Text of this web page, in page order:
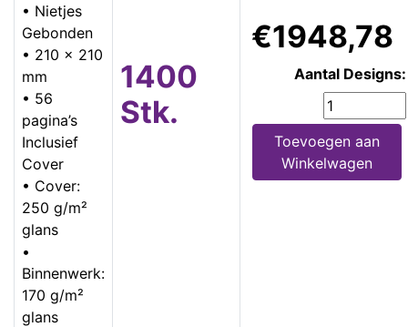
• Nietjes
Gebonden
• 210 x 210
mm
• 56
pagina’s
Inclusief
Cover
• Cover:
250 g/m²
glans
•
Binnenwerk:
170 g/m²
glans
1400
Stk.
€1948,78
Aantal Designs:
Toevoegen aan
Winkelwagen